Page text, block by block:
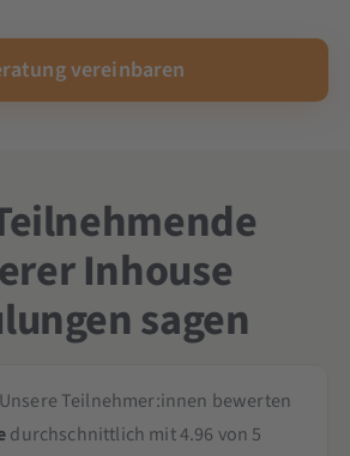
vereinbaren
Inhouse
sagen
Unsere Teilnehmer:innen bewerten
durchschnittlich mit4.96 von 5